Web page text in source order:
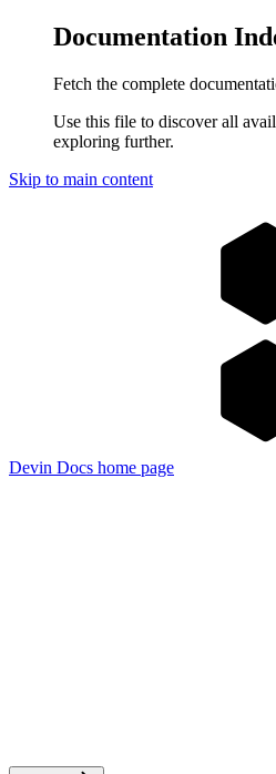
Documentation
Fetch the complete
Use this file to discover all
exploring further.
Skip to main content
Devin Docs home page